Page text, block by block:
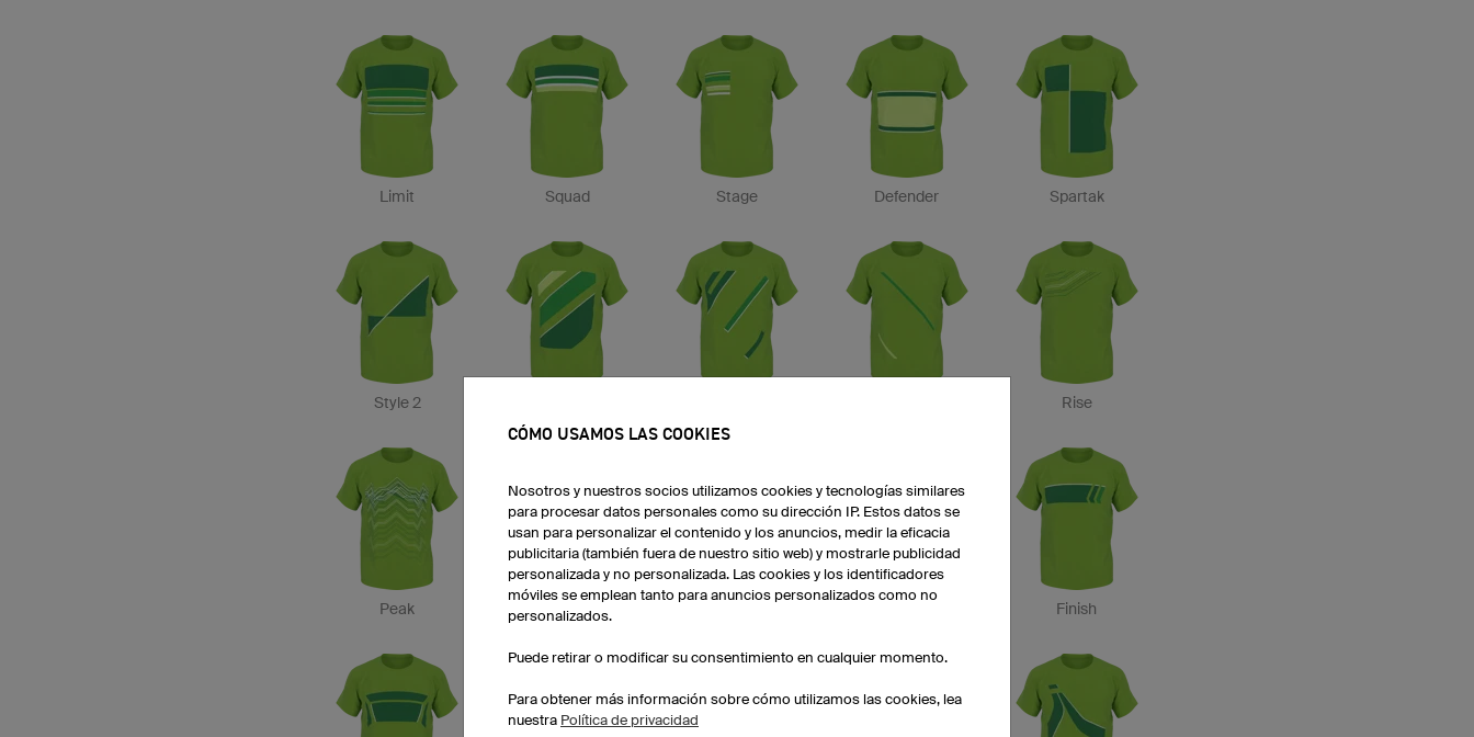
Limit Squad Stage Defender Spartak
Style 2 Rise
Peak Scratch Finish
CÓMO USAMOS LAS COOKIES
Nosotros y nuestros socios utilizamos cookies y tecnologías similares
para procesar datos personales como su dirección IP. Estos datos se
usan para personalizar el contenido y los anuncios, medir la eficacia
publicitaria (también fuera de nuestro sitio web) y mostrarle publicidad
personalizada y no personalizada. Las cookies y los identificadores
móviles se emplean tanto para anuncios personalizados como no
personalizados.
Puede retirar o modificar su consentimiento en cualquier momento.
Para obtener más información sobre cómo utilizamos las cookies, lea
nuestra Política de privacidad